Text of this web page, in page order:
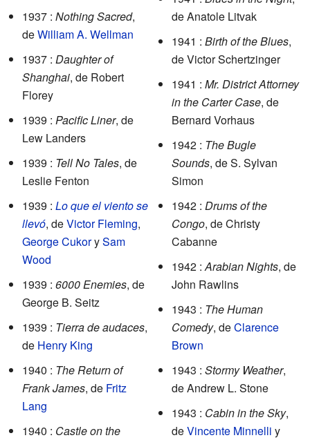
1937 : Nothing Sacred,
deWilliam A. Wellman
1937 : Daughter of
Shanghai, de Robert
Florey
1939 : Pacific Liner, de
Lew Landers
1939 : Tell No Tales, de
Leslie Fenton
1939 : Lo que el viento se
llevó, deVictor Fleming,
George CukorySam
Wood
1939 : 6000 Enemies, de
George B. Seitz
1939 : Tierra de audaces,
de Henry King
1940 : The Return of
Frank James, de Fritz
Lang
1940 : Castle on the
de Anatole Litvak
1941 : Birth of the Blues,
de Victor Schertzinger
1941 : Mr. District Attorney
in the Carter Case, de
Bernard Vorhaus
1942 : The Bugle
Sounds, de S. Sylvan
Simon
1942 : Drums of the
Congo, de Christy
Cabanne
1942 :Arabian Nights, de
John Rawlins
1943 : The Human
Comedy, deClarence
Brown
1943 : Stormy Weather,
de Andrew L. Stone
1943 : Cabin in the Sky,
deVincente Minnelli y